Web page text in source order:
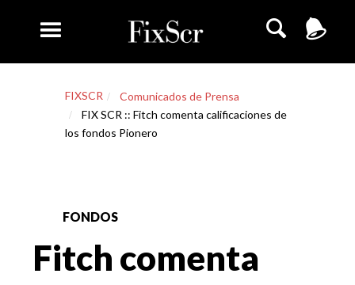
FIXSCR
Comunicados de Prensa
FIX SCR :: Fitch comenta calificaciones de
los fondos Pionero
FONDOS
Fitch comenta